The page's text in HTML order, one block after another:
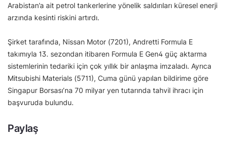
Arabistan’a ait petrol tankerlerine yönelik saldırıları küresel enerji
arzında kesinti riskini artırdı.
Şirket tarafında, Nissan Motor (7201), Andretti Formula E
takımıyla 13. sezondan itibaren Formula E Gen4 güç aktarma
sistemlerinin tedariki için çok yıllık bir anlaşma imzaladı. Ayrıca
Mitsubishi Materials (5711), Cuma günü yapılan bildirime göre
Singapur Borsası’na 70 milyar yen tutarında tahvil ihracı için
başvuruda bulundu.
Paylaş